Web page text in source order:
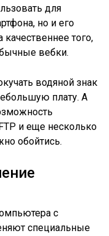
для
но и его
того,
вебки.
водяной знак
плату. А
и еще несколько
обойтись.
с
специальные